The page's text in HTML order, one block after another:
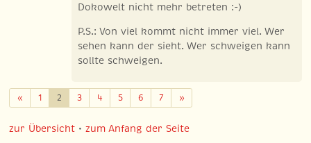
Dokowelt nicht mehr betreten :-)
P.S.: Von viel kommt nicht immer viel. Wer
sehen kann der sieht. Wer schweigen kann
sollte schweigen.
«Zurück
1 2 3 4 5 6 7 »Weiter
zur Übersicht •zum Anfang der Seite